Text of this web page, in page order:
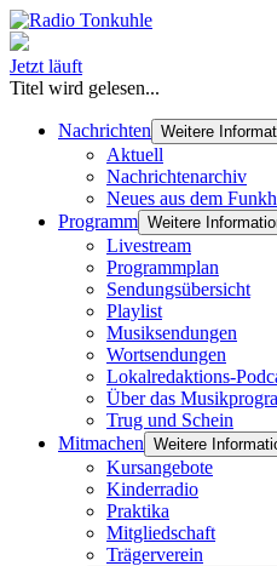
Jetzt läuft
Titel wird gelesen...
Nachrichten Weitere
Aktuell
Nachrichtenarchiv
Neues aus dem
Programm Weitere
Livestream
Programmplan
Sendungsübersicht
Playlist
Musiksendungen
Wortsendungen
Lokalredaktions-
Über das
Trug und Schein
Mitmachen Weitere
Kursangebote
Kinderradio
Praktika
Mitgliedschaft
Trägerverein